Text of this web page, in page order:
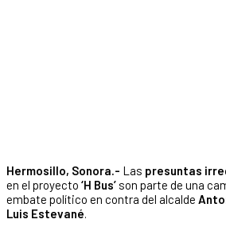
Hermosillo, Sonora.- Las presuntas
en el proyecto ‘H Bus’ son parte de una
embate político en contra del alcalde
Luis Estevané.